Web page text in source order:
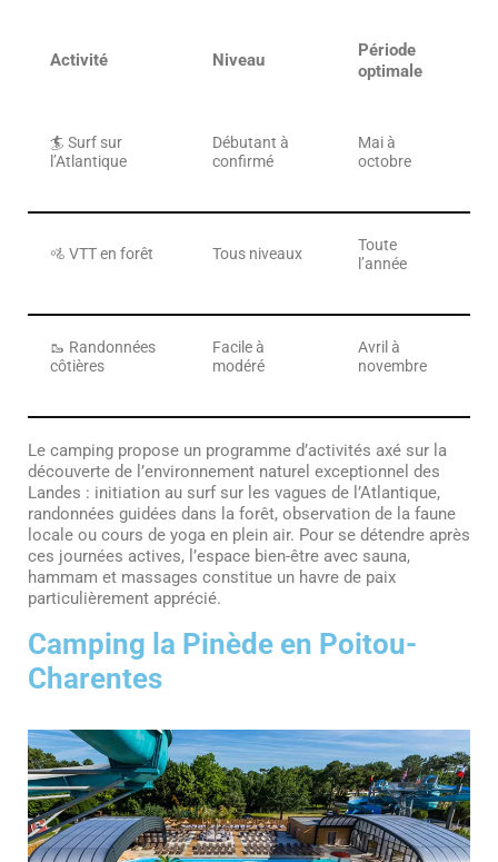
Activité Niveau
Période
optimale
🏄 Surf sur
l’Atlantique
Débutant à
confirmé
Mai à
octobre
🚵 VTT en forêt Tous niveaux
Toute
l’année
🥾 Randonnées
côtières
Facile à
modéré
Avril à
novembre
Le camping propose un programme d’activités axé sur la
découverte de l’environnement naturel exceptionnel des
Landes : initiation au surf sur les vagues de l’Atlantique,
randonnées guidées dans la forêt, observation de la faune
locale ou cours de yoga en plein air. Pour se détendre après
ces journées actives, l’espace bien-être avec sauna,
hammam et massages constitue un havre de paix
particulièrement apprécié.
Camping la Pinède en Poitou-
Charentes